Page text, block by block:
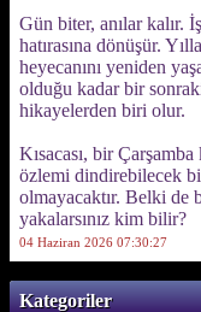
Kategoriler
Gün biter, anılar kalır.
hatırasına dönüşür.
heyecanını yeniden
olduğu kadar bir
hikayelerden biri olur.
Kısacası, bir
özlemi dindirebilecek
olmayacaktır. Belki de
yakalarsınız kim bilir?
04 Haziran 2026 07:30:27